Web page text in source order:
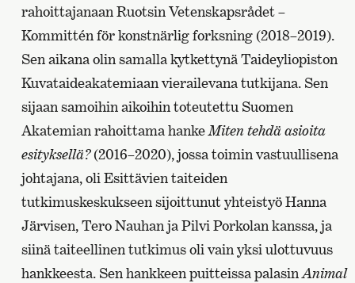
rahoittajanaan Ruotsin Vetenskapsrådet –
Kommittén för konstnärlig forksning (2018–2019).
Sen aikana olin samalla kytkettynä Taideyliopiston
Kuvataideakatemiaan vierailevana tutkijana. Sen
sijaan samoihin aikoihin toteutettu Suomen
Akatemian rahoittama hankeMiten tehdä asioita
esityksellä?(2016–2020), jossa toimin vastuullisena
johtajana, oli Esittävien taiteiden
tutkimuskeskukseen sijoittunut yhteistyö Hanna
Järvisen, Tero Nauhan ja Pilvi Porkolan kanssa, ja
siinä taiteellinen tutkimus oli vain yksi ulottuvuus
hankkeesta. Sen hankkeen puitteissa palasinAnimal